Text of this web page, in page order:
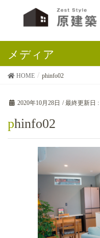
メディア
HOME phinfo02
2020年10月28日 / 最終更新日 :
phinfo02